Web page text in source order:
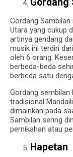
Gordang
Gordang
Utara yang cukup
artinya gendang
musik ini terdiri
oleh 6 orang.
berbeda-beda
berbeda satu
Gordang
tradisional
dimainkan pada
Sambilan sering
pernikahan atau
Hapetan